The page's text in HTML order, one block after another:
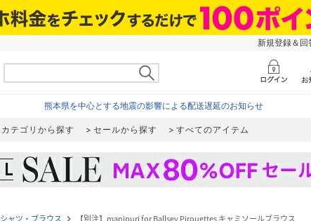
新規登録＆
熊本県を中心とする地震の影響による配送遅延のお知らせ
カテゴリから探す セールから探す すべてのアイテム
シャツ・ブラウス navigate_next 【別注】manipuri for Ballsey Pirouettes キャミソールブラウス